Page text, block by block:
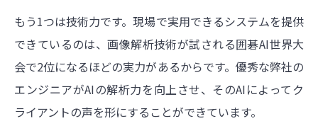
もう1つは技術力です。現場で実用できるシステムを提供
できているのは、画像解析技術が試される囲碁AI世界大
会で2位になるほどの実力があるからです。優秀な弊社の
エンジニアがAIの解析力を向上させ、そのAIによってク
ライアントの声を形にすることができています。